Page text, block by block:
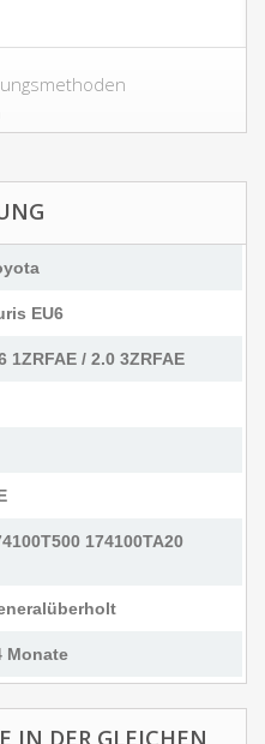
EU6
1ZRFAE / 2.0 3ZRFAE
174100TA20
Monate
IN DER GLEICHEN